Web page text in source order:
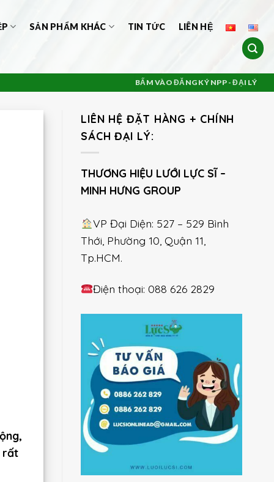
SẢN PHẨM KHÁC TIN TỨC LIÊN HỆ
BẤM VÀO ĐĂNG KÝ NPP - ĐẠI LÝ
rất
LIÊN HỆ ĐẶT HÀNG + CHÍNH
SÁCH ĐẠI LÝ:
THƯƠNG HIỆU LƯỚI LỰC SĨ –
MINH HƯNG GROUP
VP Đại Diện: 527 – 529 Bình
Thới, Phường 10, Quận 11,
Tp.HCM.
Điện thoại: 088 626 2829